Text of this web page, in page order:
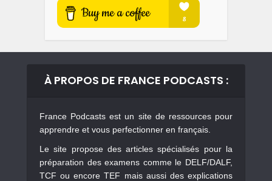
À PROPOS DE FRANCE PODCASTS :
France Podcasts est un site de ressources pour
apprendre et vous perfectionner en français.
Le site propose des articles spécialisés pour la
préparation des examens comme le DELF/DALF,
TCF ou encore TEF mais aussi des explications